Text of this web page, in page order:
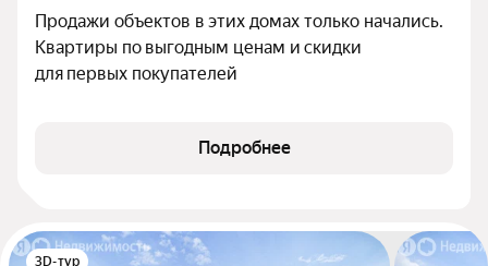
Продажи объектов в этих домах только начались.
Квартиры по выгодным ценам и скидки
для первых покупателей
Подробнее
3D-тур